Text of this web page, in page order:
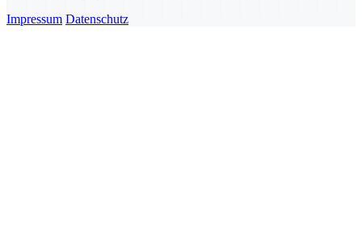
Impressum Datenschutz